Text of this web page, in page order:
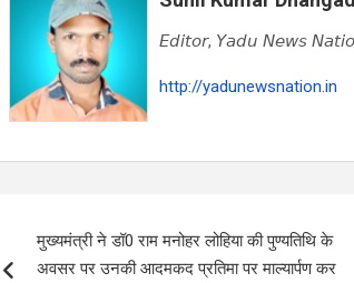
𝘌𝘥𝘪𝘵𝘰𝘳, 𝘠𝘢𝘥𝘶 𝘕𝘦𝘸𝘴
http://yadunewsnation.in
navigation
मुख्यमंत्री ने डॉ0 राम मनोहर लोहिया की पुण्यतिथि के
अवसर पर उनकी आदमकद प्रतिमा पर माल्यार्पण कर